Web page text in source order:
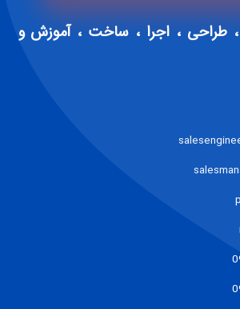
طراحی ، اجرا ، ساخت ، آموزش و